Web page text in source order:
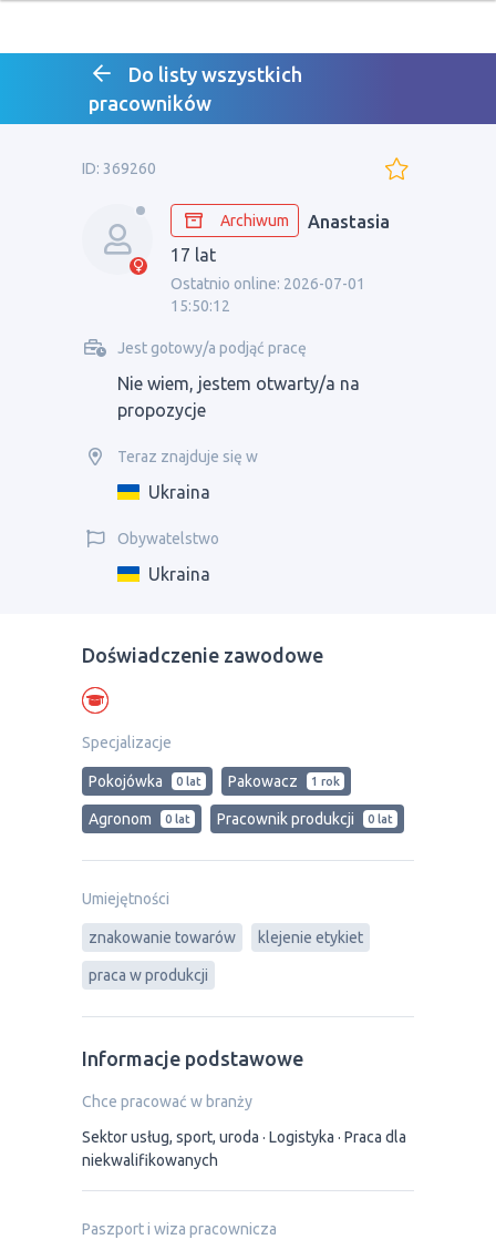
Do listy wszystkich
pracowników
ID: 369260
Archiwum
Anastasia
17 lat
Ostatnio online: 2026-07-01
15:50:12
Jest gotowy/a podjąć pracę
Nie wiem, jestem otwarty/a na
propozycje
Teraz znajduje się w
Ukraina
Obywatelstwo
Ukraina
Doświadczenie zawodowe
Specjalizacje
Pokojówka 0 lat Pakowacz 1 rok
Agronom 0 lat Pracownik produkcji 0 lat
Umiejętności
znakowanie towarów klejenie etykiet
praca w produkcji
Informacje podstawowe
Chce pracować w branży
Sektor usług, sport, uroda
Logistyka
Praca dla
niekwalifikowanych
Paszport i wiza pracownicza